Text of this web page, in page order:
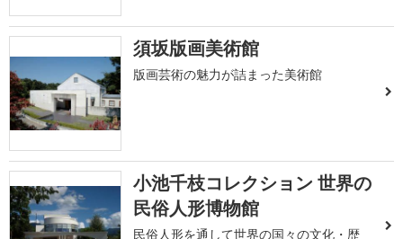
須坂版画美術館
版画芸術の魅力が詰まった美術館
小池千枝コレクション 世界の
民俗人形博物館
民俗人形を通して世界の国々の文化・歴